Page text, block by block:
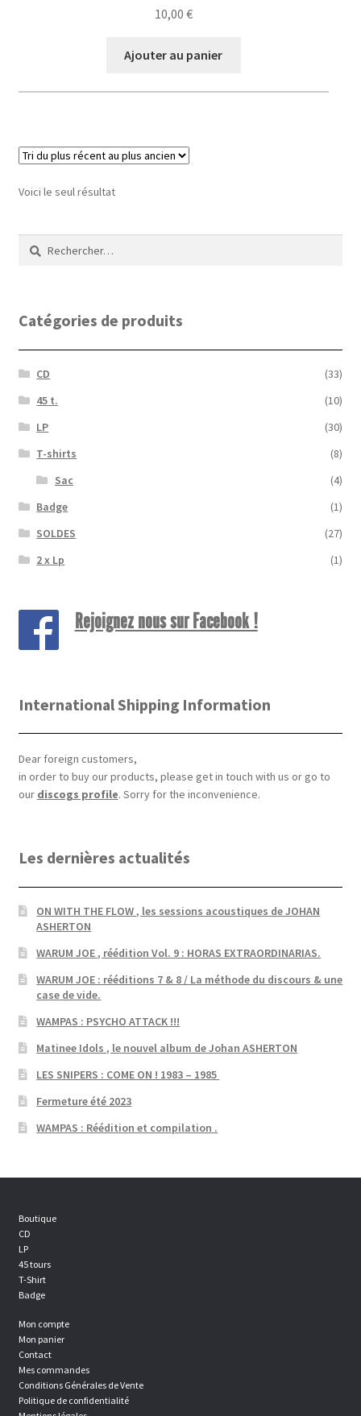
10,00 €
Ajouter au panier
Voici le seul résultat
Rechercher :
Catégories de produits
CD
(33)
45 t.
(10)
LP
(30)
T-shirts
(8)
Sac
(4)
Badge
(1)
SOLDES
(27)
2 x Lp
(1)
Rejoignez nous sur Facebook !
International Shipping Information
Dear foreign customers,
in order to buy our products, please get in touch with us or go to
our discogs profile. Sorry for the inconvenience.
Les dernières actualités
ON WITH THE FLOW , les sessions acoustiques de JOHAN
ASHERTON
WARUM JOE , réédition Vol. 9 : HORAS EXTRAORDINARIAS.
WARUM JOE : rééditions 7 & 8 / La méthode du discours & une
case de vide.
WAMPAS : PSYCHO ATTACK !!!
Matinee Idols , le nouvel album de Johan ASHERTON
LES SNIPERS : COME ON ! 1983 – 1985
Fermeture été 2023
WAMPAS : Réédition et compilation .
Boutique
CD
LP
45 tours
T-Shirt
Badge
Mon compte
Mon panier
Contact
Mes commandes
Conditions Générales de Vente
Politique de confidentialité